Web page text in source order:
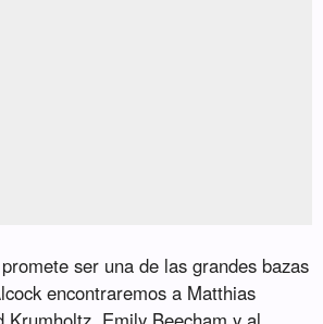
ser una de las grandes bazas
encontraremos a Matthias